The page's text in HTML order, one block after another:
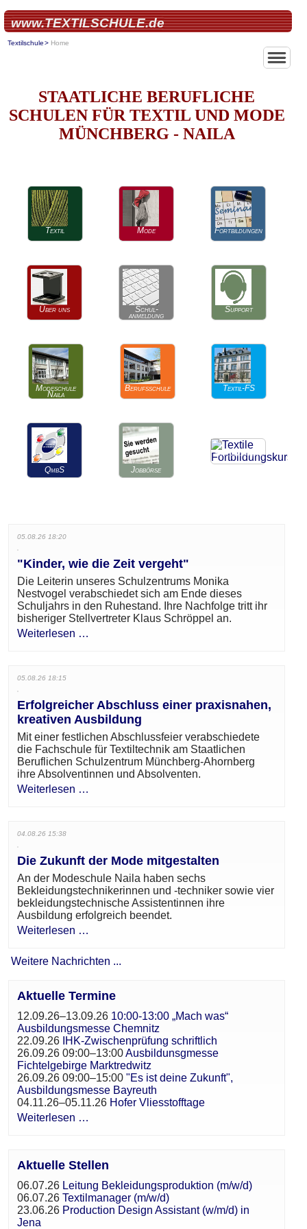
www.TEXTILSCHULE.de
Textilschule Home
STAATLICHE BERUFLICHE
SCHULEN FÜR TEXTIL UND MODE
MÜNCHBERG - NAILA
Textil Mode Fortbildungen
Über uns Schul-
anmeldung
Support
Modeschule
Naila
Berufsschule Textil-FS
QmbS Jobbörse
Schulberatung
05.08.26 18:20
"Kinder, wie die Zeit vergeht"
Die Leiterin unseres Schulzentrums Monika
Nestvogel verabschiedet sich am Ende dieses
Schuljahrs in den Ruhestand. Ihre Nachfolge tritt ihr
bisheriger Stellvertreter Klaus Schröppel an.
Weiterlesen …
05.08.26 18:15
Erfolgreicher Abschluss einer praxisnahen,
kreativen Ausbildung
Mit einer festlichen Abschlussfeier verabschiedete
die Fachschule für Textiltechnik am Staatlichen
Beruflichen Schulzentrum Münchberg-Ahornberg
ihre Absolventinnen und Absolventen.
Weiterlesen …
04.08.26 15:38
Die Zukunft der Mode mitgestalten
An der Modeschule Naila haben sechs
Bekleidungstechnikerinnen und -techniker sowie vier
bekleidungstechnische Assistentinnen ihre
Ausbildung erfolgreich beendet.
Weiterlesen …
Weitere Nachrichten ...
Aktuelle Termine
12.09.26–13.09.26 10:00-13:00 „Mach was“
Ausbildungsmesse Chemnitz
22.09.26 IHK-Zwischenprüfung schriftlich
26.09.26 09:00–13:00Ausbildunsgmesse
Fichtelgebirge Marktredwitz
26.09.26 09:00–15:00 "Es ist deine Zukunft",
Ausbildungsmesse Bayreuth
04.11.26–05.11.26 Hofer Vliesstofftage
Weiterlesen …
Aktuelle Stellen
06.07.26 Leitung Bekleidungsproduktion (m/w/d)
06.07.26 Textilmanager (m/w/d)
23.06.26 Production Design Assistant (w/m/d) in
Jena